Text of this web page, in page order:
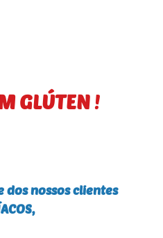
GLÚTEN!
dos nossos clientes